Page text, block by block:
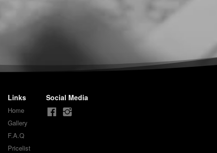
Links
Home
Gallery
F.A.Q
Pricelist
Social Media